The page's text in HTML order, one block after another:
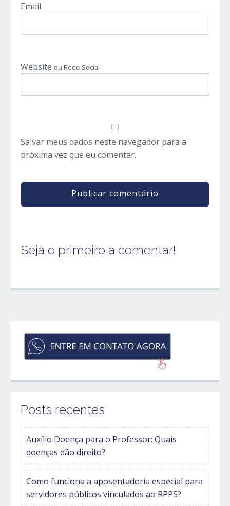
Email
Website ou Rede Social
Salvar meus dados neste navegador para a
próxima vez que eu comentar.
Seja o primeiro a comentar!
Posts recentes
Auxílio Doença para o Professor: Quais
doenças dão direito?
Como funciona a aposentadoria especial para
servidores públicos vinculados ao RPPS?